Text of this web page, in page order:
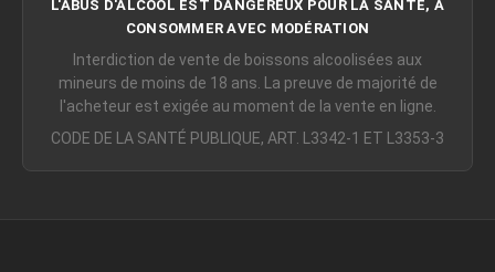
L'ABUS D'ALCOOL EST DANGEREUX POUR LA SANTÉ, À
CONSOMMER AVEC MODÉRATION
Interdiction de vente de boissons alcoolisées aux
mineurs de moins de 18 ans. La preuve de majorité de
l'acheteur est exigée au moment de la vente en ligne.
CODE DE LA SANTÉ PUBLIQUE, ART. L3342-1 ET L3353-3